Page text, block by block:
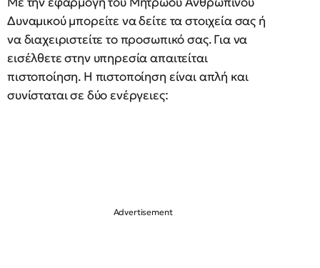
Δυναμικού μπορείτε να δείτε τα στοιχεία σας ή
να διαχειριστείτε το προσωπικό σας. Για να
εισέλθετε στην υπηρεσία απαιτείται
πιστοποίηση. Η πιστοποίηση είναι απλή και
συνίσταται σε δύο ενέργειες: